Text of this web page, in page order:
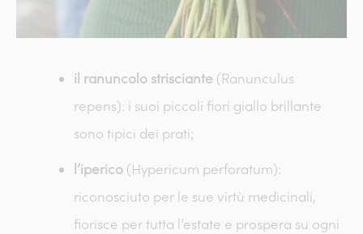
il ranuncolo strisciante (Ranunculus
repens): i suoi piccoli fiori giallo brillante
sono tipici dei prati;
l’iperico (Hypericum perforatum):
riconosciuto per le sue virtù medicinali,
fiorisce per tutta l’estate e prospera su ogni